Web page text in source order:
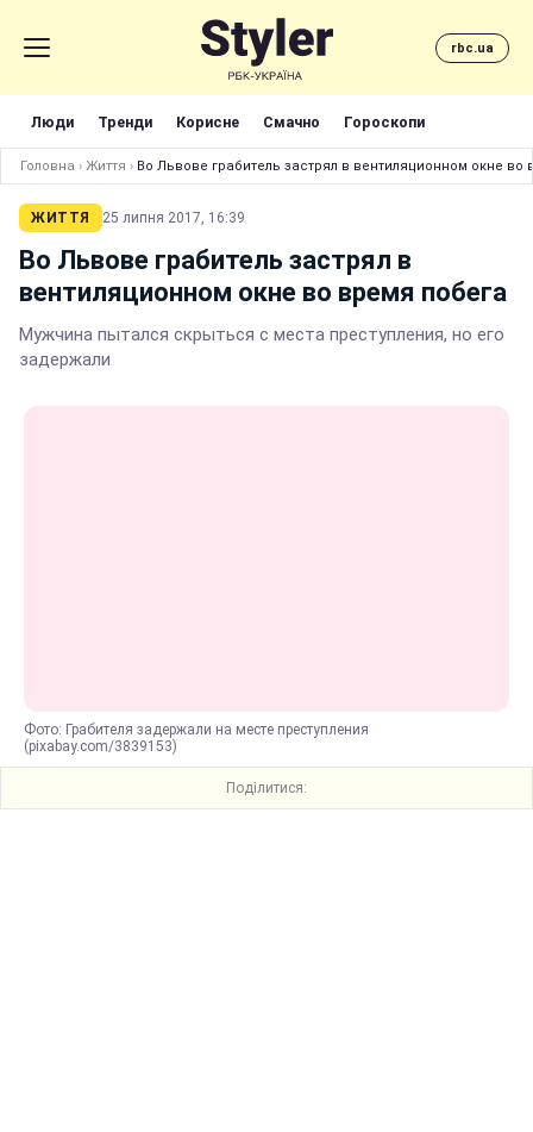
rbc.ua
Люди Тренди Корисне Смачно Гороскопи
Головна › Життя › Во Львове грабитель застрял в вентиляционном окне во
ЖИТТЯ 25 липня 2017, 16:39
Во Львове грабитель застрял в
вентиляционном окне во время побега
Мужчина пытался скрыться с места преступления, но его
задержали
Фото: Грабителя задержали на месте преступления
(pixabay.com/3839153)
Поділитися: